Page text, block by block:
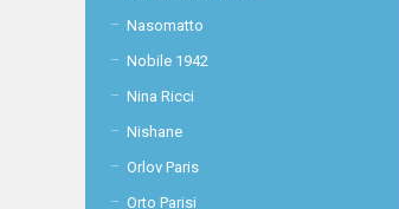
Nasomatto
Nobile 1942
Nina Ricci
Nishane
Orlov Paris
Orto Parisi